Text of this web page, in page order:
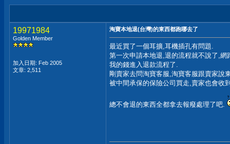
19971984
Golden Member
加入日期: Feb 2005
文章: 2,511
淘寶本地退(台灣)的東西都跑哪去了
最近買了一個耳擴,耳機插孔有問題.
第一次申請本地退,退的流程就不說了,網
我的錢進入退款流程了.
剛賣家去問淘寶客服,淘寶客服跟賣家說
被中間承保的保險公司買走,賣家也會收
總不會退的東西全都拿去報癈處理了吧.